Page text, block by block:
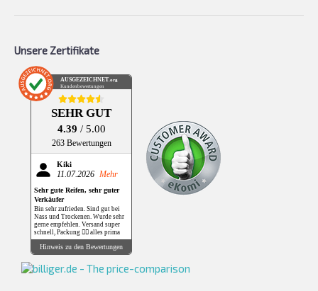
Unsere Zertifikate
AUSGEZEICHNET.org
Kundenbewertungen
SEHR GUT
4.39 / 5.00
263 Bewertungen
Kiki
11.07.2026 Mehr
Sehr gute Reifen, sehr guter
Verkäufer
Bin sehr zufrieden. Sind gut bei
Nass und Trockenen. Wurde sehr
gerne empfehlen. Versand super
schnell, Packung 👌🏻 alles prima
Hinweis zu den Bewertungen